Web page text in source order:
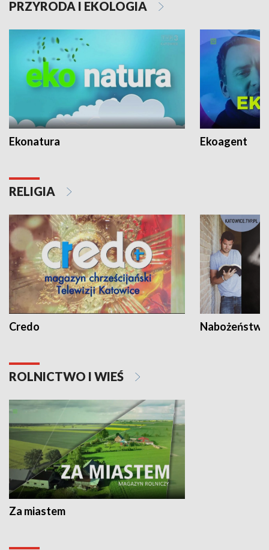
PRZYRODA I EKOLOGIA
Ekonatura Ekoagent
RELIGIA
Credo
ROLNICTWO I WIEŚ
Za miastem